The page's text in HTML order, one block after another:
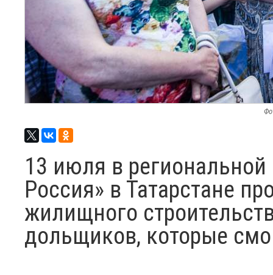
13 июля в
Россия» в Татарстане
жилищного
дольщиков, которые